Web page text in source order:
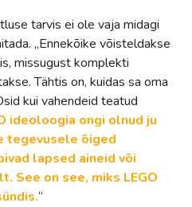
tarvis ei ole vaja midagi
„Ennekõike võisteldakse
missugust komplekti
Tähtis on, kuidas sa oma
kui vahendeid teatud
ideoloogia ongi olnud ju
tegevusele õiged
lapsed aineid või
See on see, miks LEGO
“